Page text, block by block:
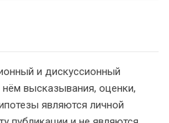
и дискуссионный
высказывания, оценки,
являются личной